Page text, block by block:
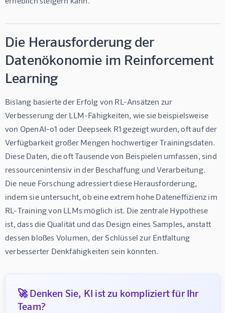
Die Herausforderung der
Datenökonomie im Reinforcement
Learning
Bislang basierte der Erfolg von RL-Ansätzen zur
Verbesserung der LLM-Fähigkeiten, wie sie beispielsweise
von OpenAI-o1 oder Deepseek R1 gezeigt wurden, oft auf der
Verfügbarkeit großer Mengen hochwertiger Trainingsdaten.
Diese Daten, die oft Tausende von Beispielen umfassen, sind
ressourcenintensiv in der Beschaffung und Verarbeitung.
Die neue Forschung adressiert diese Herausforderung,
indem sie untersucht, ob eine extrem hohe Dateneffizienz im
RL-Training von LLMs möglich ist. Die zentrale Hypothese
ist, dass die Qualität und das Design eines Samples, anstatt
dessen bloßes Volumen, der Schlüssel zur Entfaltung
verbesserter Denkfähigkeiten sein könnten.
🚀 Denken Sie, KI ist zu kompliziert für Ihr
Team?